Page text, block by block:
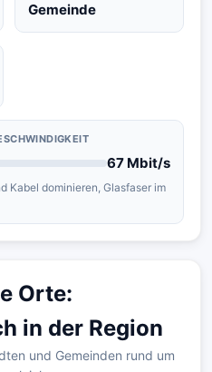
Gemeinde
67 Mbit/s
Kabel dominieren, Glasfaser im
Orte:
in der Region
und Gemeinden rund um